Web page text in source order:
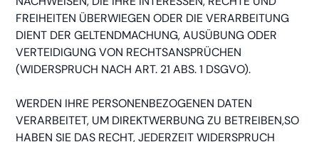
FREIHEITEN ÜBERWIEGEN ODER DIE VERARBEITUNG
DIENT DER GELTENDMACHUNG, AUSÜBUNG ODER
VERTEIDIGUNG VON RECHTSANSPRÜCHEN
(WIDERSPRUCH NACH ART. 21 ABS. 1 DSGVO).
WERDEN IHRE PERSONENBEZOGENEN DATEN
VERARBEITET, UM DIREKTWERBUNG ZU BETREIBEN,SO
HABEN SIE DAS RECHT, JEDERZEIT WIDERSPRUCH